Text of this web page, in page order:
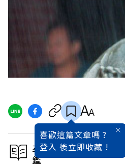
喜歡這篇文章嗎 ?
登入 後立即收藏 !
本文出自 2005 / 10月
鑑